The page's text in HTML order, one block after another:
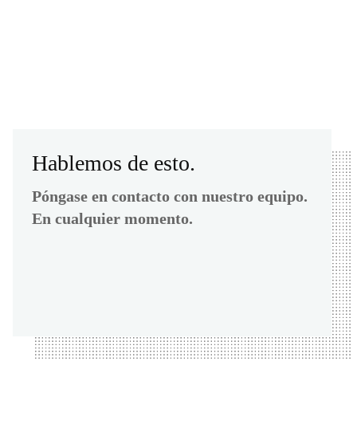
Hablemos de esto.
Póngase en contacto con nuestro equipo.
En cualquier momento.